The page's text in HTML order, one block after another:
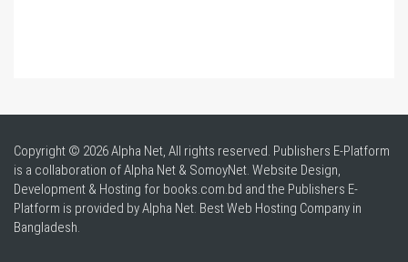
Copyright © 2026 Alpha Net, All rights reserved. Publishers E-Platform
is a collaboration of Alpha Net & SomoyNet. Website Design,
Development & Hosting for books.com.bd and the Publishers E-
Platform is provided by Alpha Net. BestWeb Hosting Company in
Bangladesh.